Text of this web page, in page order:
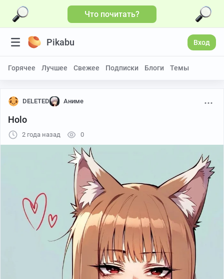
Что почитать?
Pikabu Вход
Горячее Лучшее Свежее Подписки Блоги Темы
DELETED Аниме
Holo
2 года назад 0